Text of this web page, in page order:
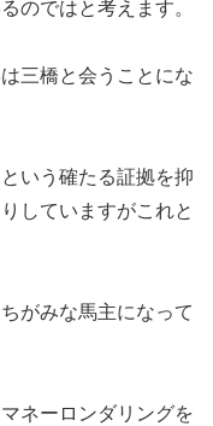
のではと考えます。
三橋と会うことにな
いう確たる証拠を抑
していますがこれと
がみな馬主になって
ネーロンダリングを